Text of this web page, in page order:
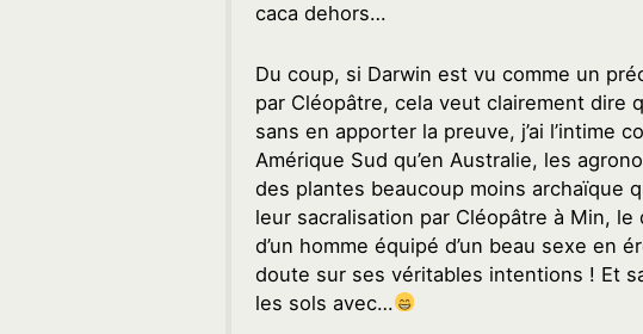
caca dehors…
Du coup, si Darwin est vu comme un
par Cléopâtre, cela veut clairement dire
sans en apporter la preuve, j’ai l’intime
Amérique Sud qu’en Australie, les
des plantes beaucoup moins archaïque
leur sacralisation par Cléopâtre à Min,
d’un homme équipé d’un beau sexe en
doute sur ses véritables intentions ! Et
les sols avec…